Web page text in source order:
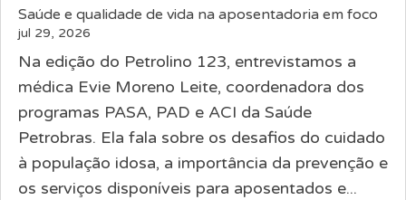
Saúde e qualidade de vida na aposentadoria em foco
jul 29, 2026
Na edição do Petrolino 123, entrevistamos a
médica Evie Moreno Leite, coordenadora dos
programas PASA, PAD e ACI da Saúde
Petrobras. Ela fala sobre os desafios do cuidado
à população idosa, a importância da prevenção e
os serviços disponíveis para aposentados e...